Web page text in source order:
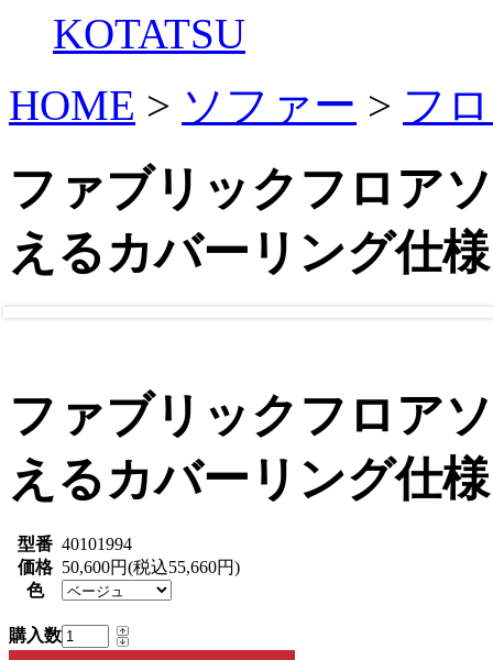
KOTATSU
HOME > ソファー > フ
ファブリックフロア
えるカバーリング仕
ファブリックフロア
えるカバーリング仕
型番 40101994
価格 50,600円(税込55,660円)
色
購入数